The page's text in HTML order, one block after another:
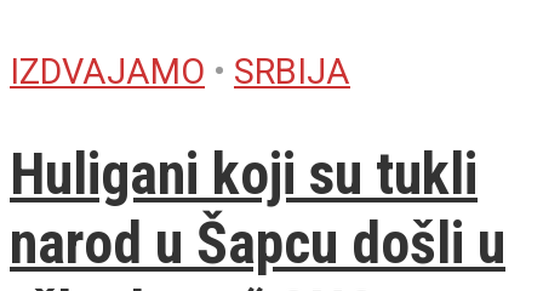
IZDVAJAMO • SRBIJA
Huligani koji su tukli
narod u Šapcu došli u